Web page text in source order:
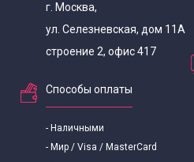
г. Москва,
ул. Селезневская, дом 11А
строение 2, офис 417
Способы оплаты
- Наличными
- Мир / Visa / MasterCard